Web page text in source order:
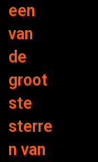
een
van
de
groot
ste
sterre
n van